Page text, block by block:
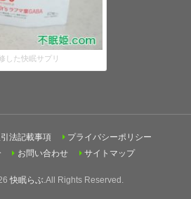
した快眠サプリ
法記載事項
プライバシーポリシー
お問い合わせ サイトマップ
快眠らぶ .All Rights Reserved.